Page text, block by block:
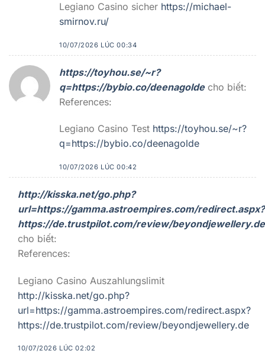
Legiano Casino sicher https://michael-
smirnov.ru/
10/07/2026 LÚC 00:34
https://toyhou.se/~r?
q=https://bybio.co/deenagolde cho biết:
References:
Legiano Casino Test https://toyhou.se/~r?
q=https://bybio.co/deenagolde
10/07/2026 LÚC 00:42
http://kisska.net/go.php?
url=https://gamma.astroempires.com/redirect.aspx?
https://de.trustpilot.com/review/beyondjewellery.de
cho biết:
References:
Legiano Casino Auszahlungslimit
http://kisska.net/go.php?
url=https://gamma.astroempires.com/redirect.aspx?
https://de.trustpilot.com/review/beyondjewellery.de
10/07/2026 LÚC 02:02